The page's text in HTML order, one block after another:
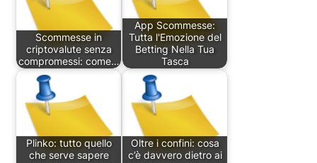
Scommesse in
criptovalute senza
compromessi: come…
App Scommesse:
Tutta l'Emozione del
Betting Nella Tua
Tasca
Plinko: tutto quello
che serve sapere
Oltre i confini: cosa
c’è davvero dietro ai